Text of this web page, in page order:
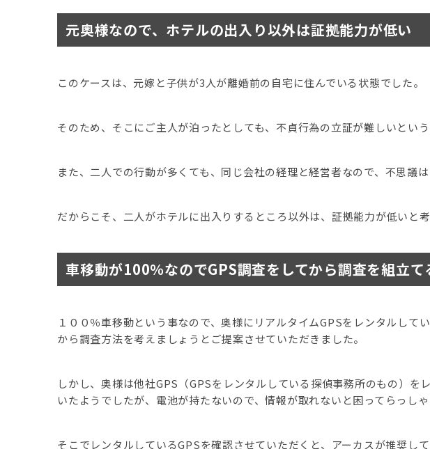
元奥様なので、ホテルの出入り以外は証拠能力が低い
このケースは、元嫁と子供が3人が離婚前の自宅に住んでいる状態でした。
そのため、そこにご主人が泊ったとしても、不貞行為の立証が難しいという
また、二人での行動が多くても、同じ会社の経理と経営者なので、不思議は
だからこそ、二人がホテルに出入りするところ以外は、証拠能力が低いと考
車移動が100％なのでGPS調査をしてから調査を組立て
１００％車移動という事なので、奥様にリアルタイムGPSをレンタルして
から調査方法を考えましょうとご提案させていただきました。
しかし、奥様は他社GPS（GPSをレンタルしている探偵事務所のもの）を
いたようでしたが、電池が持たないので、情報が取れないと困ってらっしゃ
そこでレンタルしているGPSを確認させていただくと、アーカスが推奨し